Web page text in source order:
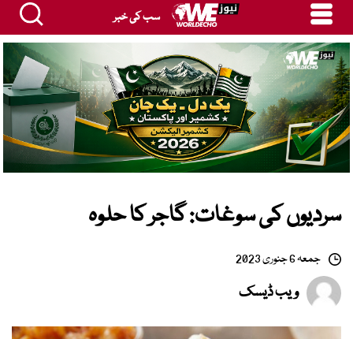
سب کی خبر
سردیوں کی سوغات: گاجر کا حلوہ
جمعہ 6 جنوری 2023
ویب ڈیسک